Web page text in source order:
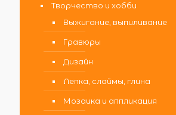
Творчество и хобби
Выжигание, выпиливание
Гравюры
Дизайн
Лепка, слаймы, глина
Мозаика и аппликация